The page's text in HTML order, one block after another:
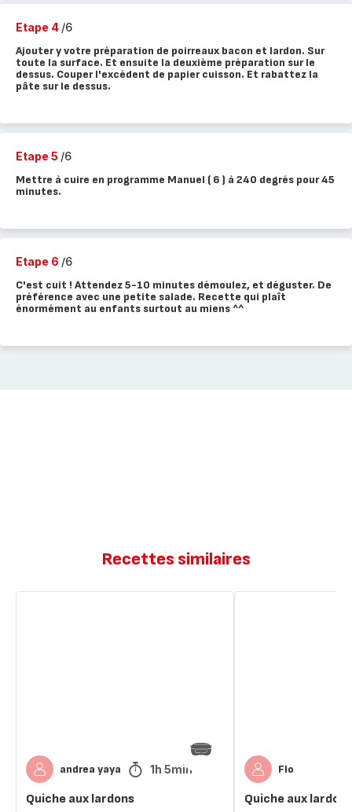
Etape 4 /6
Ajouter y votre préparation de poirreaux bacon et lardon. Sur
toute la surface. Et ensuite la deuxième préparation sur le
dessus. Couper l'excédent de papier cuisson. Et rabattez la
pâte sur le dessus.
Etape 5 /6
Mettre à cuire en programme Manuel ( 6 ) à 240 degrés pour 45
minutes.
Etape 6 /6
C'est cuit ! Attendez 5-10 minutes démoulez, et déguster. De
préférence avec une petite salade. Recette qui plaît
énormément au enfants surtout au miens ^^
Recettes similaires
andrea yaya 1h 5min
Quiche aux lardons
Flo
Quiche aux lardons